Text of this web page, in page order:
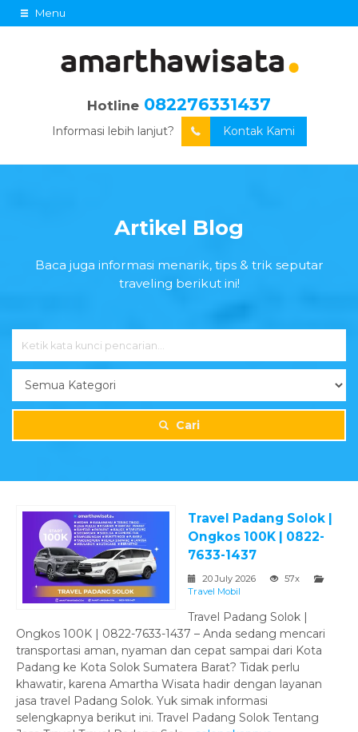
Menu
Hotline 082276331437
Informasi lebih lanjut? Kontak Kami
Artikel Blog
Baca juga informasi menarik, tips & trik seputar
traveling berikut ini!
Cari
Travel Padang Solok |
Ongkos 100K | 0822-
7633-1437
20 July 2026
57x
Travel Mobil
Travel Padang Solok |
Ongkos 100K | 0822-7633-1437 – Anda sedang mencari
transportasi aman, nyaman dan cepat sampai dari Kota
Padang ke Kota Solok Sumatera Barat? Tidak perlu
khawatir, karena Amartha Wisata hadir dengan layanan
jasa travel Padang Solok. Yuk simak informasi
selengkapnya berikut ini. Travel Padang Solok Tentang